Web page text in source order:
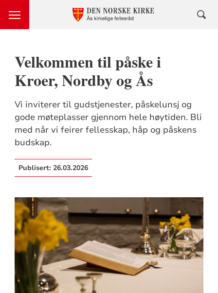
Velkommen til påske i
Kroer, Nordby og Ås
Vi inviterer til gudstjenester, påskelunsj og
gode møteplasser gjennom hele høytiden. Bli
med når vi feirer fellesskap, håp og påskens
budskap.
Publisert: 26.03.2026